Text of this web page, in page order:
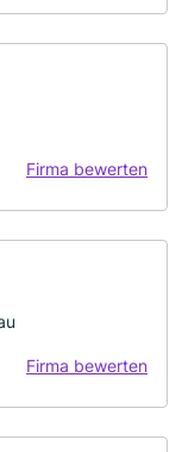
Firma bewerten
Firma bewerten